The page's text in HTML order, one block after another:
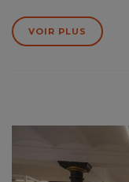
VOIR PLUS